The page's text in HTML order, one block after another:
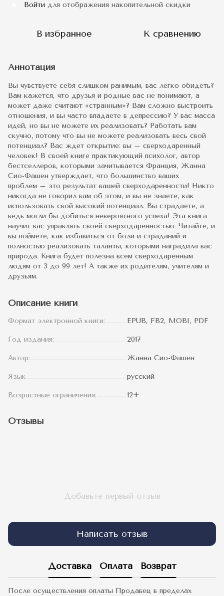
Войти для отображения накопительной скидки
В избранное К сравнению
Аннотация
Вы чувствуете себя слишком ранимым, вас легко обидеть?
Вам кажется, что друзья и родные вас не понимают, а
может даже считают «странным»? Вам сложно выстроить
отношения, и вы часто впадаете в депрессию? У вас масса
идей, но вы не можете их реализовать? Работать вам
скучно, потому что вы не можете реализовать весь свой
потенциал? Вас ждет открытие: вы – сверходаренный
человек! В своей книге практикующий психолог, автор
бестселлеров, которыми зачитывается Франция, Жанна
Сио-Фашен утверждает, что большинство ваших
проблем – это результат вашей сверходаренности! Никто
никогда не говорил вам об этом, и вы не знаете, как
использовать свой высокий потенциал. Вы страдаете, а
ведь могли бы добиться невероятного успеха! Эта книга
научит вас управлять своей сверходаренностью. Читайте, и
вы поймете, как избавиться от боли и страданий и
полностью реализовать таланты, которыми наградила вас
природа. Книга будет полезна всем сверходаренным
людям от 3 до 99 лет! А также их родителям, учителям и
друзьям.
Описание книги
Формат электронной книги: EPUB, FB2, MOBI, PDF
Год издания: 2017
Автор: Жанна Сио-Фашен
Язык русский
Возрастные ограничения: 12+
Отзывы
Добавьте первый отзыв
Написать отзыв
Доставка Оплата Возврат
После осуществления оплаты Продавец в пределах